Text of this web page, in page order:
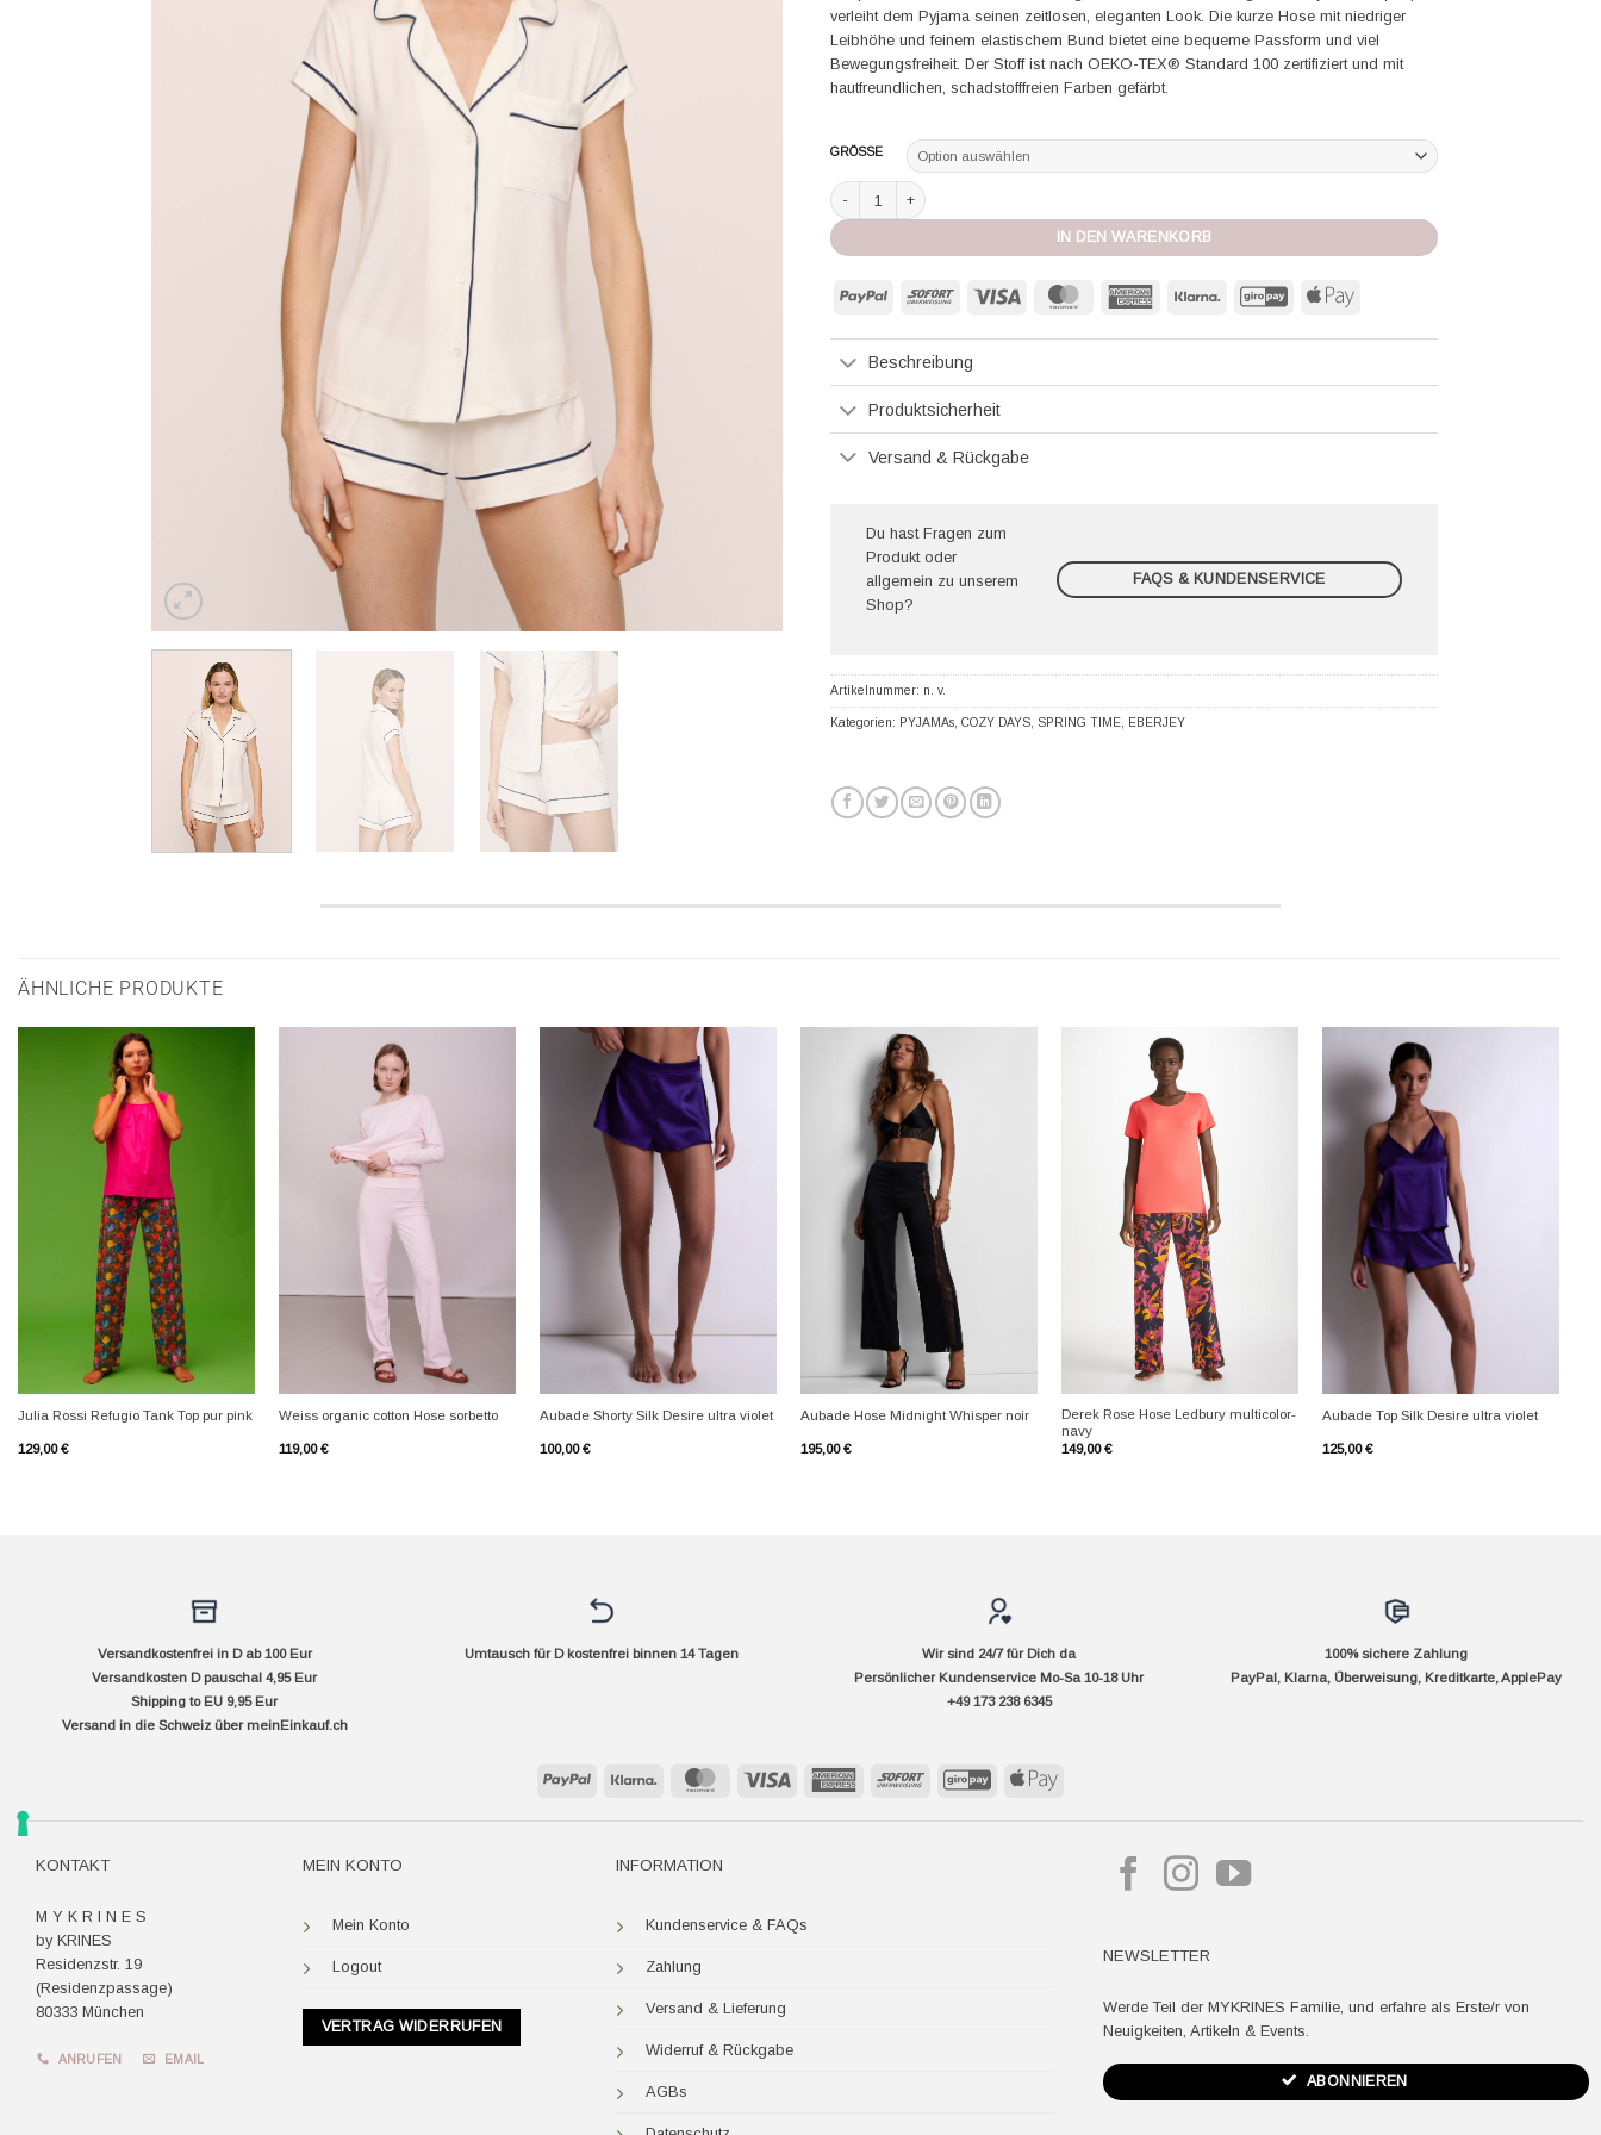
verleiht dem Pyjama seinen zeitlosen, eleganten Look. Die kurze Hose mit niedriger
Leibhöhe und feinem elastischem Bund bietet eine bequeme Passform und viel
Bewegungsfreiheit. Der Stoff ist nach OEKO-TEX® Standard 100 zertifiziert und mit
hautfreundlichen, schadstofffreien Farben gefärbt.
GRÖSSE
Eberjey Shortie Short PJ Set Gisele pure ivory/navy Menge
IN DEN WARENKORB
PayPal Sofort Visa MasterCard American
Klarna GiroPay Apple
Beschreibung
Produktsicherheit
Versand & Rückgabe
Du hast Fragen zum
Produkt oder
allgemein zu unserem
Shop?
FAQS & KUNDENSERVICE
Artikelnummer: n. v.
Kategorien: PYJAMAs COZY DAYS SPRING TIME EBERJEY
ÄHNLICHE PRODUKTE
Julia Rossi Refugio Tank Top pur pink
129,00€
Weiss organic cotton Hose sorbetto
119,00€
Aubade Shorty Silk Desire ultra violet
100,00€
+
Aubade Hose Midnight Whisper noir
195,00€
Derek Rose Hose Ledbury multicolor-
navy
149,00€
Aubade Top Silk Desire ultra violet
125,00€
Versandkostenfrei in D ab 100 Eur
Versandkosten D pauschal 4,95 Eur
Shipping to EU 9,95 Eur
Versand in die Schweiz über meinEinkauf.ch
Umtausch für D kostenfrei binnen 14 Tagen
Wir sind 24/7 für Dich da
Persönlicher Kundenservice Mo-Sa 10-18 Uhr
+49 173 238 6345
100% sichere Zahlung
PayPal, Klarna, Überweisung, Kreditkarte, ApplePay
PayPal Klarna MasterCard Visa
AmericanSofort GiroPay Apple
KONTAKT
M Y K R I N E S
by KRINES
Residenzstr. 19
(Residenzpassage)
80333 München
ANRUFEN EMAIL
MEIN KONTO
Mein Konto
Logout
VERTRAG WIDERRUFEN
INFORMATION
Kundenservice & FAQs
Zahlung
Versand & Lieferung
Widerruf & Rückgabe
AGBs
NEWSLETTER
Werde Teil der MYKRINES Familie, und erfahre als Erste/r von
Neuigkeiten, Artikeln & Events.
ABONNIEREN